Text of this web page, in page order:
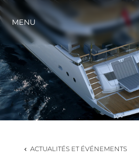
STYLE DE
LA
MENU
ACTUALITÉS ET ÉVÉNEMENTS